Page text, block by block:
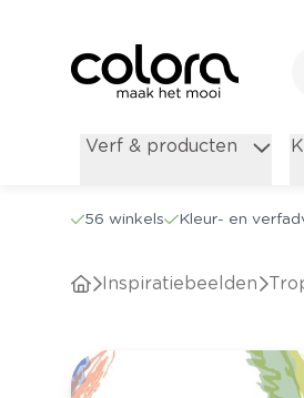
Verf & producten
56 winkels Kleur- en
Inspiratiebeelden